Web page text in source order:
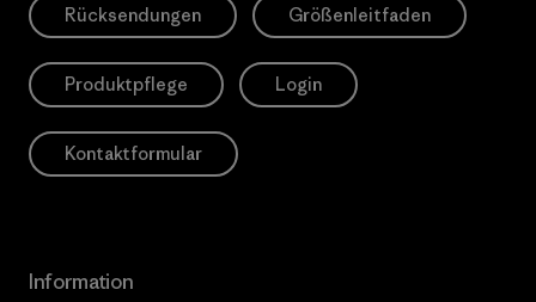
Rücksendungen Größenleitfaden
Produktpflege Login
Kontaktformular
Information